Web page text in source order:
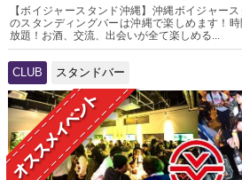
【ボイジャースタンド沖縄】沖縄ボイジャー
のスタンディングバーは沖縄で楽しめます！
放題！お酒、交流、出会いが全て楽しめる...
CLUB スタンドバー